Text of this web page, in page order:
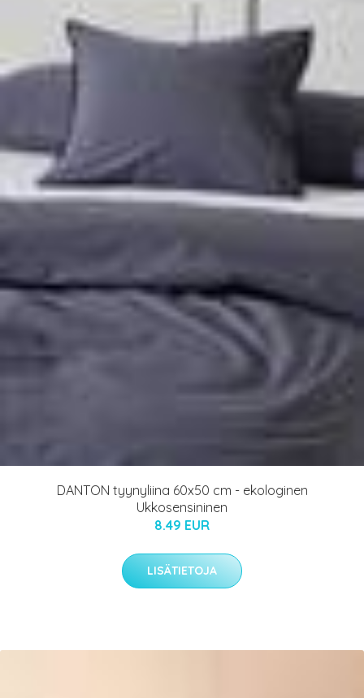
DANTON tyynyliina 60x50 cm - ekologinen
Ukkosensininen
8.49 EUR
LISÄTIETOJA